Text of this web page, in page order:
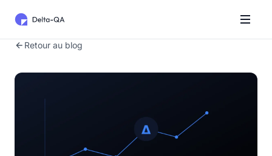
Retour au blog